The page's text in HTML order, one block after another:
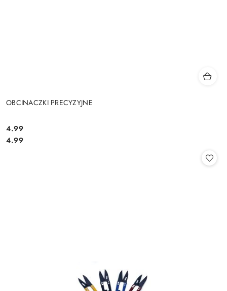
OBCINACZKI PRECYZYJNE
Cena:
4.99
Cena:
4.99